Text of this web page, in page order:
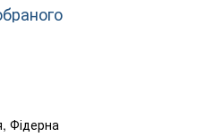
Фідерна